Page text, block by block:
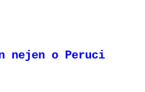
nejen o Peruci